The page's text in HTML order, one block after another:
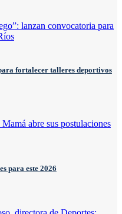
fortalecer talleres deportivos
para este 2026